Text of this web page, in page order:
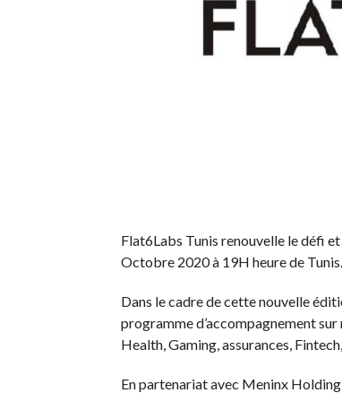
Flat6Labs Tunis renouvelle le défi
Octobre 2020 à 19H heure de Tunis.
Dans le cadre de cette nouvelle
programme d’accompagnement
Health, Gaming, assurances,
En partenariat avec Meninx